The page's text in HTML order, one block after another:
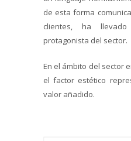
de esta forma
clientes, ha
protagonista del sector.
En el ámbito del sector
el factor estético
valor añadido.